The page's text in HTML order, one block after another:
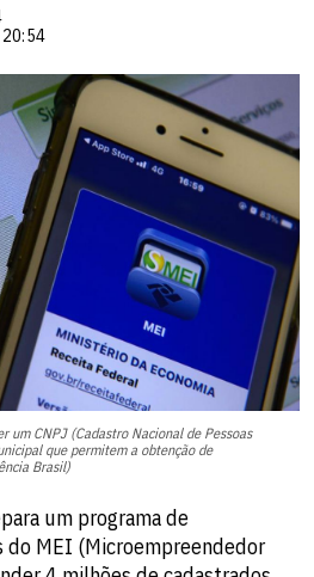
um CNPJ (Cadastro Nacional de Pessoas
que permitem a obtenção de
Brasil)
um programa de
do MEI (Microempreendedor